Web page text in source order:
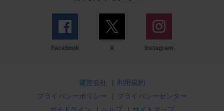
Facebook X Instagram
運営会社 | 利用規約
プライバシーポリシー
| プライバシーセンター
ガイドライン
| ヘルプ | サイトマップ